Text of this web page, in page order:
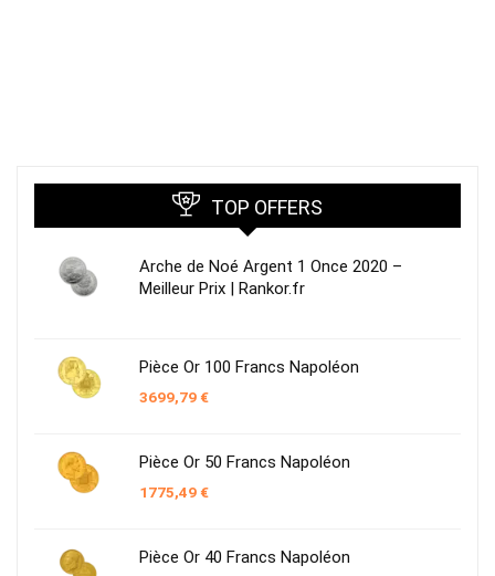
TOP OFFERS
Arche de Noé Argent 1 Once 2020 –
Meilleur Prix | Rankor.fr
Pièce Or 100 Francs Napoléon
3699,79€
Pièce Or 50 Francs Napoléon
1775,49€
Pièce Or 40 Francs Napoléon